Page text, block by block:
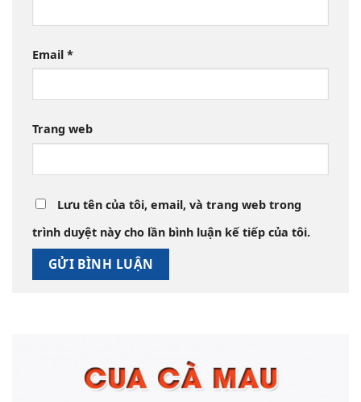
Email *
Trang web
Lưu tên của tôi, email, và trang web trong
trình duyệt này cho lần bình luận kế tiếp của tôi.